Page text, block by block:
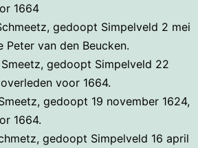
1664
gedoopt Simpelveld 2 mei
Peter van den Beucken.
gedoopt Simpelveld 22
voor 1664.
gedoopt 19 november 1624,
1664.
gedoopt Simpelveld 16 april